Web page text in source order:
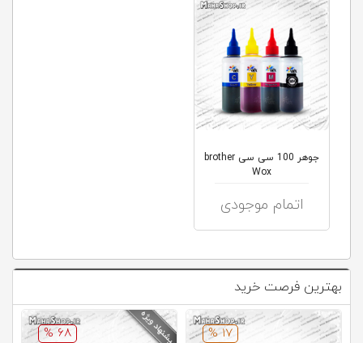
جوهر 100 سی سی brother
Wox
اتمام موجودی
بهترین فرصت خرید
17 %
68 %